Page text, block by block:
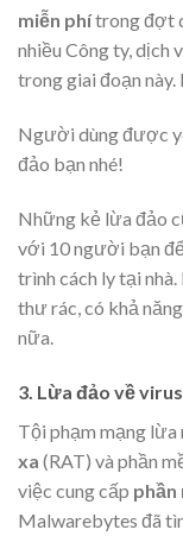
miễn phítrong đợt
nhiều Công ty, dịch
trong giai đoạn
Người dùng được
đảo bạn nhé!
Những kẻ lừa đảo
với 10 người bạn
trình cách ly tại
thư rác, có khả
nữa.
3. Lừa đảo về
Tội phạm mạng
xa (RAT) và phần
việc cung cấp phần
Malwarebytes đã